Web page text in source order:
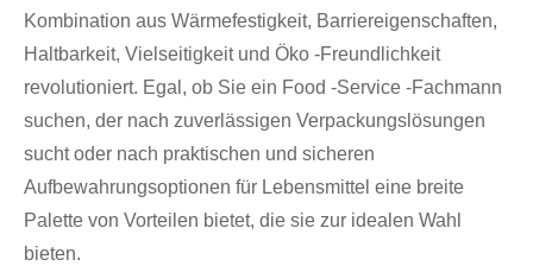
Kombination aus Wärmefestigkeit, Barriereigenschaften,
Haltbarkeit, Vielseitigkeit und Öko -Freundlichkeit
revolutioniert. Egal, ob Sie ein Food -Service -Fachmann
suchen, der nach zuverlässigen Verpackungslösungen
sucht oder nach praktischen und sicheren
Aufbewahrungsoptionen für Lebensmittel eine breite
Palette von Vorteilen bietet, die sie zur idealen Wahl
bieten.